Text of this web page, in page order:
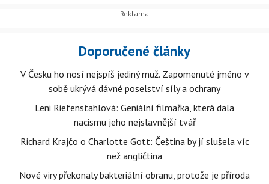
Doporučené články
V Česku ho nosí nejspíš jediný muž. Zapomenuté jméno v
sobě ukrývá dávné poselství síly a ochrany
Leni Riefenstahlová: Geniální filmařka, která dala
nacismu jeho nejslavnější tvář
Richard Krajčo o Charlotte Gott: Čeština by jí slušela víc
než angličtina
Nové viry překonaly bakteriální obranu, protože je příroda